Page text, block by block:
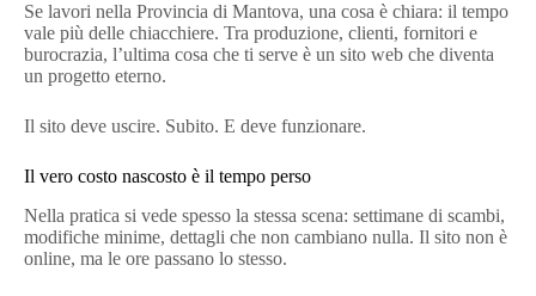
Se lavori nella Provincia di Mantova, una cosa è chiara: il tempo
vale più delle chiacchiere. Tra produzione, clienti, fornitori e
burocrazia, l’ultima cosa che ti serve è un sito web che diventa
un progetto eterno.
Il sito deve uscire. Subito. E deve funzionare.
Il vero costo nascosto è il tempo perso
Nella pratica si vede spesso la stessa scena: settimane di scambi,
modifiche minime, dettagli che non cambiano nulla. Il sito non è
online, ma le ore passano lo stesso.